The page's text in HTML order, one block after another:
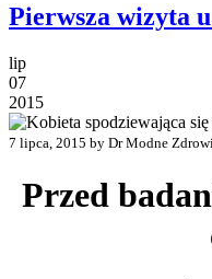
Pierwsza wizyta
lip
07
2015
7 lipca, 2015 by Dr Modne
Przed